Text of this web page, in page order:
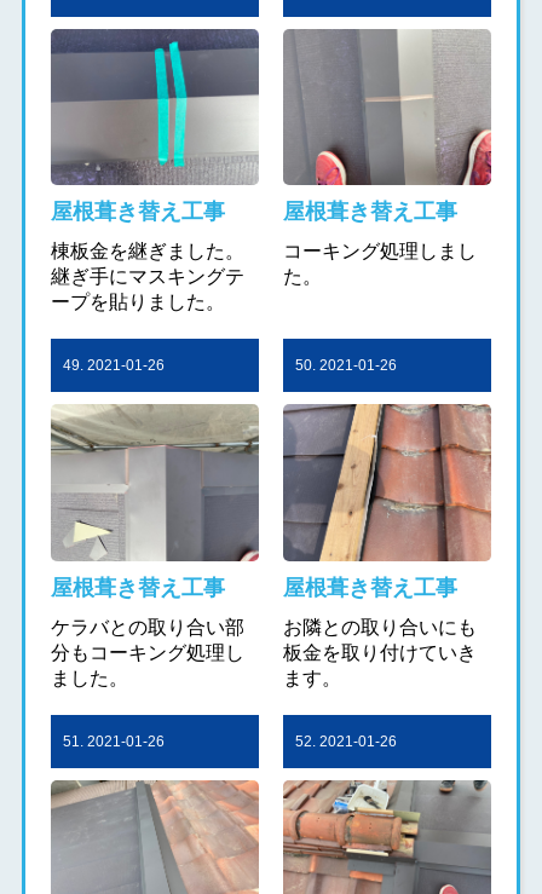
屋根葺き替え工事
棟板金を継ぎました。
継ぎ手にマスキングテ
ープを貼りました。
屋根葺き替え工事
コーキング処理しまし
た。
49. 2021-01-26
屋根葺き替え工事
ケラバとの取り合い部
分もコーキング処理し
ました。
50. 2021-01-26
屋根葺き替え工事
お隣との取り合いにも
板金を取り付けていき
ます。
51. 2021-01-26 52. 2021-01-26